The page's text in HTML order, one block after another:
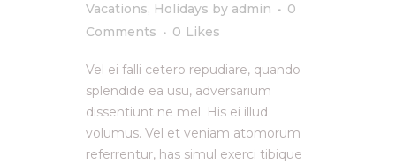
Vacations, Holidays by admin
0
Comments
0 Likes
Vel ei falli cetero repudiare, quando
splendide ea usu, adversarium
dissentiunt ne mel. His ei illud
volumus. Vel et veniam atomorum
referrentur, has simul exerci tibique